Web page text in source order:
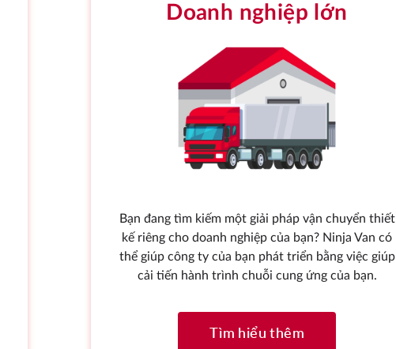
Doanh nghiệp lớn
Bạn đang tìm kiếm một giải pháp vận chuyển thiết
kế riêng cho doanh nghiệp của bạn? Ninja Van có
thể giúp công ty của bạn phát triển bằng việc giúp
cải tiến hành trình chuỗi cung ứng của bạn.
Tìm hiểu thêm